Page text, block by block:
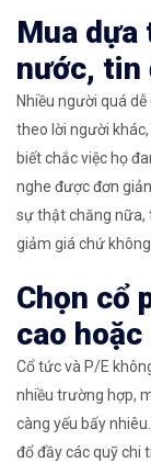
Mua dựa
nước, tin
Nhiều người quá
theo lời người
biết chắc việc họ
nghe được đơn
sự thật chăng nữa,
giảm giá chứ không
Chọn cổ
cao
Cổ tức và P/E
nhiều trường hợp,
càng yếu bấy
đổ đầy các quỹ chi